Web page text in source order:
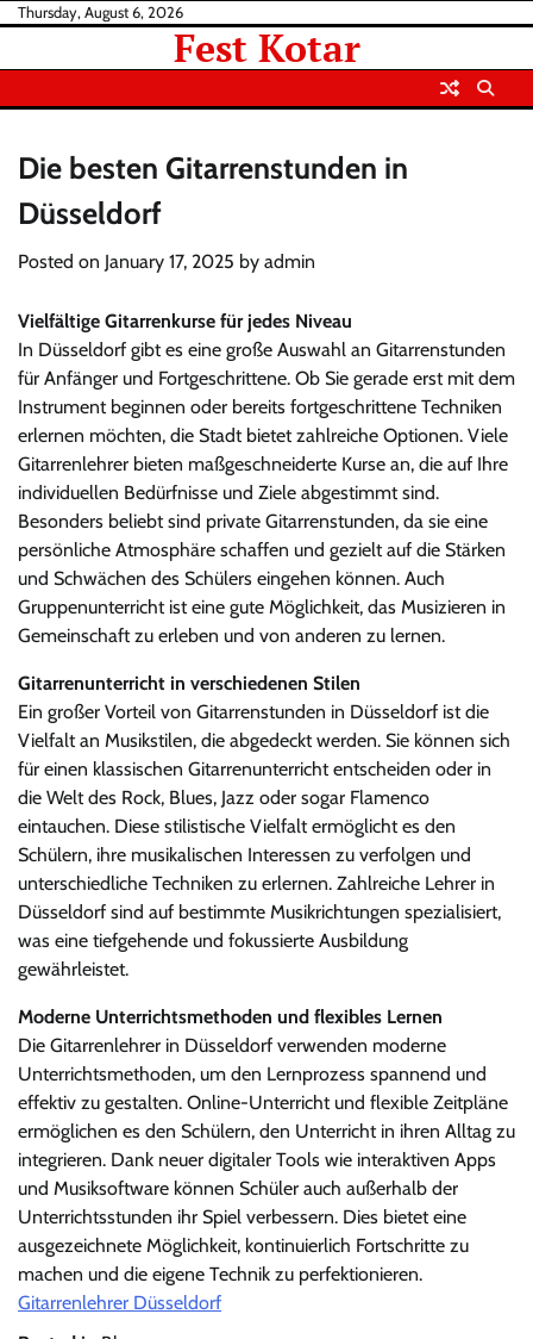
Skip
content
Thursday, August 6, 2026
Fest Kotar
Die besten Gitarrenstunden in
Düsseldorf
Posted on January 17, 2025 by admin
Vielfältige Gitarrenkurse für jedes Niveau
In Düsseldorf gibt es eine große Auswahl an Gitarrenstunden
für Anfänger und Fortgeschrittene. Ob Sie gerade erst mit dem
Instrument beginnen oder bereits fortgeschrittene Techniken
erlernen möchten, die Stadt bietet zahlreiche Optionen. Viele
Gitarrenlehrer bieten maßgeschneiderte Kurse an, die auf Ihre
individuellen Bedürfnisse und Ziele abgestimmt sind.
Besonders beliebt sind private Gitarrenstunden, da sie eine
persönliche Atmosphäre schaffen und gezielt auf die Stärken
und Schwächen des Schülers eingehen können. Auch
Gruppenunterricht ist eine gute Möglichkeit, das Musizieren in
Gemeinschaft zu erleben und von anderen zu lernen.
Gitarrenunterricht in verschiedenen Stilen
Ein großer Vorteil von Gitarrenstunden in Düsseldorf ist die
Vielfalt an Musikstilen, die abgedeckt werden. Sie können sich
für einen klassischen Gitarrenunterricht entscheiden oder in
die Welt des Rock, Blues, Jazz oder sogar Flamenco
eintauchen. Diese stilistische Vielfalt ermöglicht es den
Schülern, ihre musikalischen Interessen zu verfolgen und
unterschiedliche Techniken zu erlernen. Zahlreiche Lehrer in
Düsseldorf sind auf bestimmte Musikrichtungen spezialisiert,
was eine tiefgehende und fokussierte Ausbildung
gewährleistet.
Moderne Unterrichtsmethoden und flexibles Lernen
Die Gitarrenlehrer in Düsseldorf verwenden moderne
Unterrichtsmethoden, um den Lernprozess spannend und
effektiv zu gestalten. Online-Unterricht und flexible Zeitpläne
ermöglichen es den Schülern, den Unterricht in ihren Alltag zu
integrieren. Dank neuer digitaler Tools wie interaktiven Apps
und Musiksoftware können Schüler auch außerhalb der
Unterrichtsstunden ihr Spiel verbessern. Dies bietet eine
ausgezeichnete Möglichkeit, kontinuierlich Fortschritte zu
machen und die eigene Technik zu perfektionieren.
Gitarrenlehrer Düsseldorf